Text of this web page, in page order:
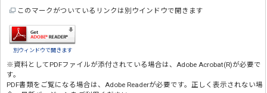
このマークがついているリンクは別ウインドウで開きます
別ウィンドウで開きます
※資料としてPDFファイルが添付されている場合は、 Adobe Acrobat(R)が必要で
す。
PDF書類をご覧になる場合は、 Adobe Readerが必要です。正しく表示されない場